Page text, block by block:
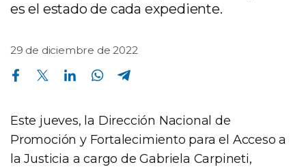
es el estado de cada expediente.
29 de diciembre de 2022
Compartir en Facebook Compartir en Twitter Compartir en Linkedin Compartir en Whatsapp
Este jueves, la Dirección Nacional de
Promoción y Fortalecimiento para el Acceso a
la Justicia a cargo de Gabriela Carpineti,